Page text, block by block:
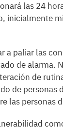
las 24
inicialmente
a paliar las
de alarma.
de
de personas
las personas